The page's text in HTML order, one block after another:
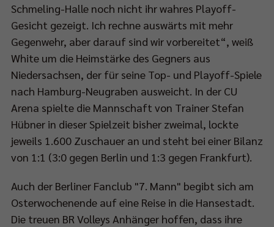
Schmeling-Halle noch nicht ihr wahres Playoff-
Gesicht gezeigt. Ich rechne auswärts mit mehr
Gegenwehr, aber darauf sind wir vorbereitet“, weiß
White um die Heimstärke des Gegners aus
Niedersachsen, der für seine Top- und Playoff-Spiele
nach Hamburg-Neugraben ausweicht. In der CU
Arena spielte die Mannschaft von Trainer Stefan
Hübner in dieser Spielzeit bisher zweimal, lockte
jeweils 1.600 Zuschauer an und steht bei einer Bilanz
von 1:1 (3:0 gegen Berlin und 1:3 gegen Frankfurt).
Auch der Berliner Fanclub "7. Mann" begibt sich am
Osterwochenende auf eine Reise in die Hansestadt.
Die treuen BR Volleys Anhänger hoffen, dass ihre